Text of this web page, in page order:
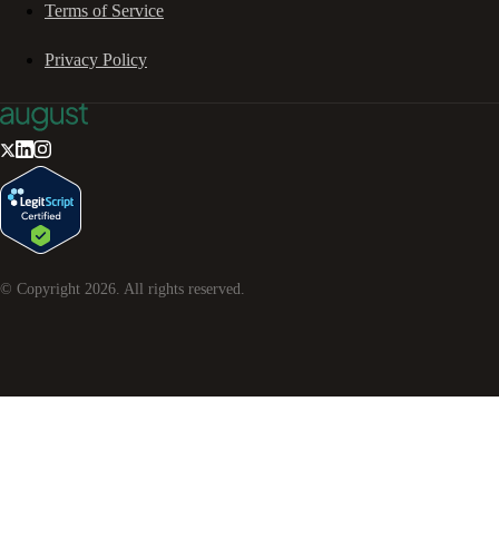
Terms of Service
Privacy Policy
© Copyright 2026 . All rights reserved.